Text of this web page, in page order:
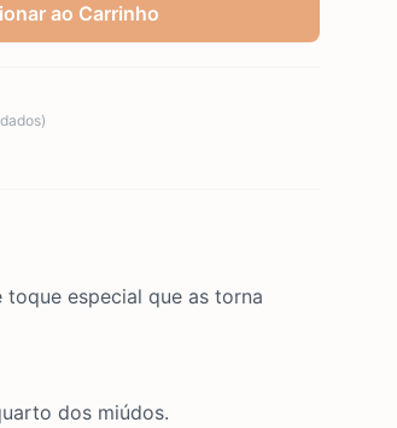
ao Carrinho
especial que as torna
dos miúdos.